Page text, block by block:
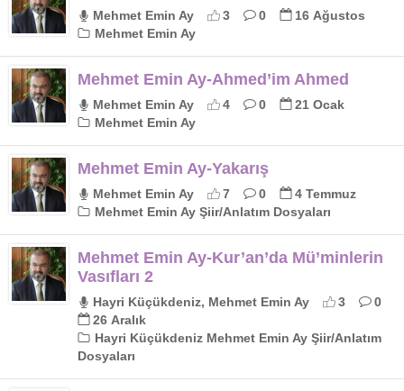
Mehmet Emin Ay 3 0
16 Ağustos
Mehmet Emin Ay
Mehmet Emin Ay-Ahmed’im Ahmed
Mehmet Emin Ay 4 0
21 Ocak
Mehmet Emin Ay
Mehmet Emin Ay-Yakarış
Mehmet Emin Ay 7 0
4 Temmuz
Mehmet Emin Ay Şiir/Anlatım Dosyaları
Mehmet Emin Ay-Kur’an’da Mü’minlerin
Vasıfları 2
Hayri Küçükdeniz, Mehmet Emin Ay 3
0
26 Aralık
Hayri Küçükdeniz Mehmet Emin Ay Şiir/Anlatım
Dosyaları